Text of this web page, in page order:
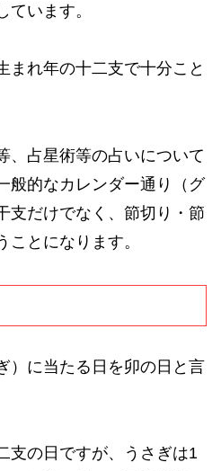
います。
まれ年の十二支で十分こと
、占星術等の占いについて
般的なカレンダー通り（グ
支だけでなく、節切り・節
ことになります。
）に当たる日を卯の日と言
支の日ですが、うさぎは1